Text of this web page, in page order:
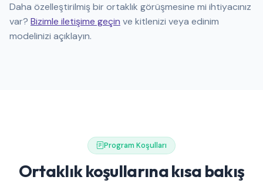
Daha özelleştirilmiş bir ortaklık görüşmesine mi ihtiyacınız
var? Bizimle iletişime geçin ve kitlenizi veya edinim
modelinizi açıklayın.
Program Koşulları
Ortaklık koşullarına kısa bakış